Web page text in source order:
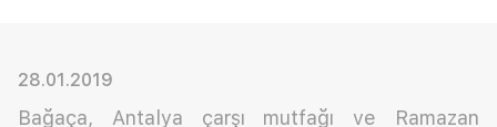
28.01.2019
Bağaça, Antalya çarşı mutfağı ve Ramazan